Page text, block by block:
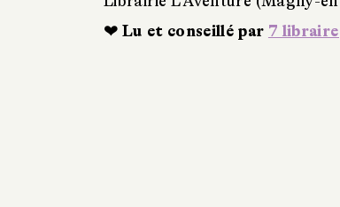
❤ Lu et conseillé par 7